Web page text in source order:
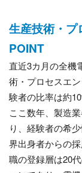
生産技術・プ
POINT
直近3カ月の全機
術・プロセスエ
験者の比率は約
ここ数年、製造
り、経験者の希
界出身者からの
職の登録層は20